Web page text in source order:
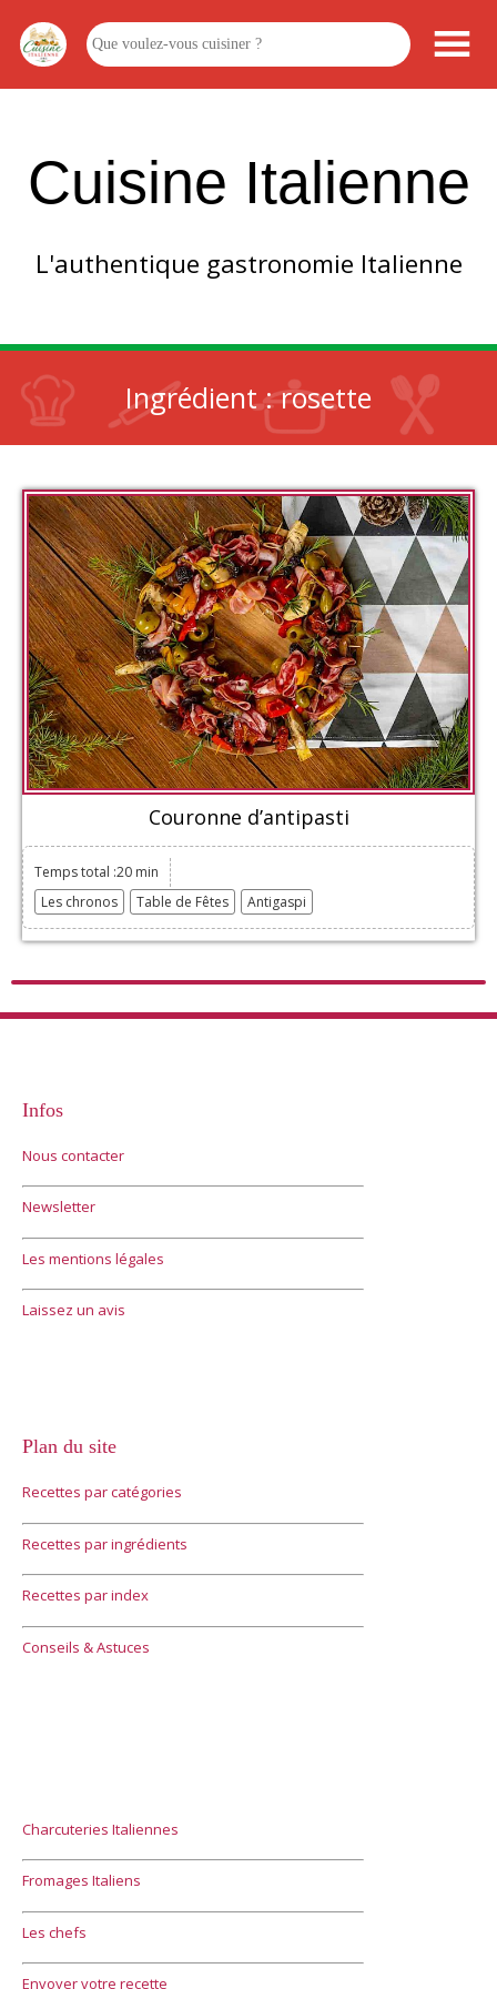
Cuisine Italienne
L'authentique gastronomie Italienne
Ingrédient :rosette
Couronne d’antipasti
Temps total :20 min
Les chronos
Table de Fêtes Antigaspi
Infos
Nous contacter
Newsletter
Les mentions légales
Laissez un avis
Plan du site
Recettes par catégories
Recettes par ingrédients
Recettes par index
Conseils & Astuces
Charcuteries Italiennes
Fromages Italiens
Les chefs
Envoyer votre recette